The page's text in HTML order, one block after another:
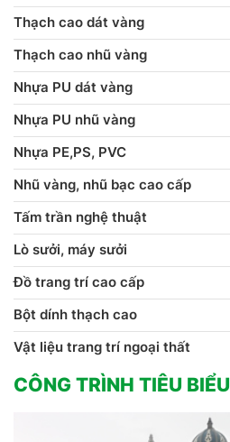
Thạch cao dát vàng
Thạch cao nhũ vàng
Nhựa PU dát vàng
Nhựa PU nhũ vàng
Nhựa PE,PS, PVC
Nhũ vàng, nhũ bạc cao cấp
Tấm trần nghệ thuật
Lò sưởi, máy sưởi
Đồ trang trí cao cấp
Bột dính thạch cao
Vật liệu trang trí ngoại thất
CÔNG TRÌNH TIÊU BIỂU